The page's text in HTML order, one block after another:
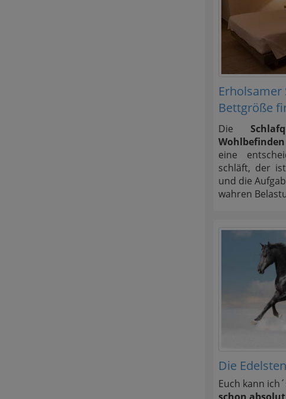
Erholsamer
Bettgröße
Die
eine
schläft, der
und die
wahren
Die
Euch kann